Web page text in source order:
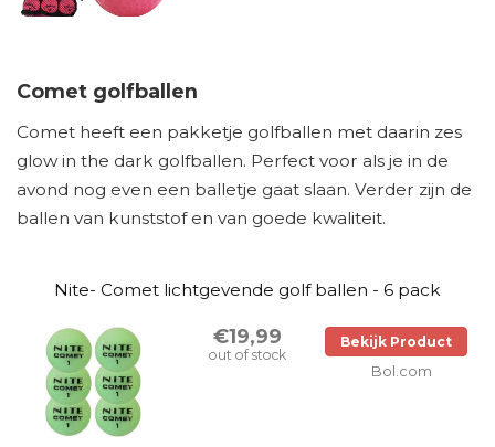
Comet golfballen
Comet heeft een pakketje golfballen met daarin zes
glow in the dark golfballen. Perfect voor als je in de
avond nog even een balletje gaat slaan. Verder zijn de
ballen van kunststof en van goede kwaliteit.
Nite- Comet lichtgevende golf ballen - 6 pack
€19,99
out of stock
Bekijk Product
Bol.com